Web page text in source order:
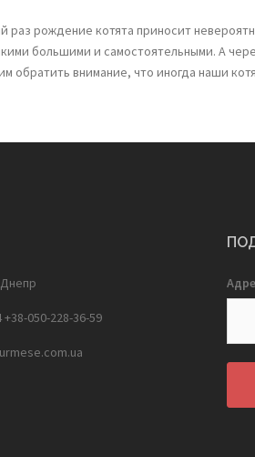
раз рождение котята приносит
большими и самостоятельными. А
обратить внимание, что иногда наши
Днепр
050-228-36-59